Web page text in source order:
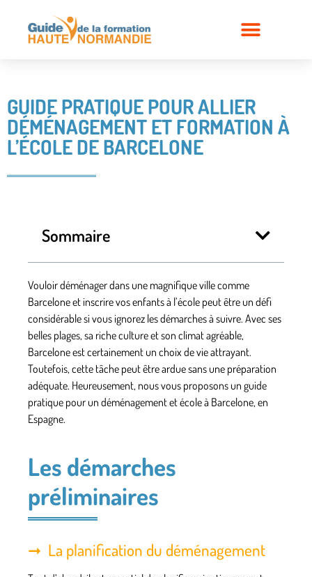
GUIDE PRATIQUE POUR ALLIER
DÉMÉNAGEMENT ET FORMATION À
L’ÉCOLE DE BARCELONE
Sommaire
Vouloir déménager dans une magnifique ville comme
Barcelone et inscrire vos enfants à l’école peut être un défi
considérable si vous ignorez les démarches à suivre. Avec ses
belles plages, sa riche culture et son climat agréable,
Barcelone est certainement un choix de vie attrayant.
Toutefois, cette tâche peut être ardue sans une préparation
adéquate. Heureusement, nous vous proposons un guide
pratique pour un déménagement et école à Barcelone, en
Espagne.
Les démarches
préliminaires
La planification du déménagement